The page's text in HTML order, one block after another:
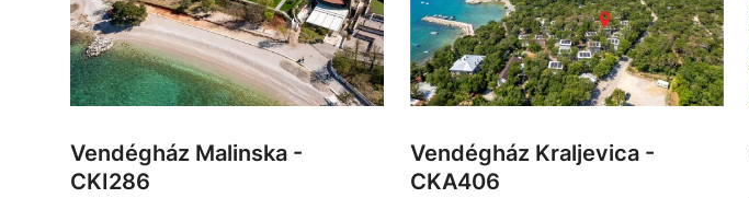
Vendégház Malinska -
CKI286
Vendégház Kraljevica -
CKA406